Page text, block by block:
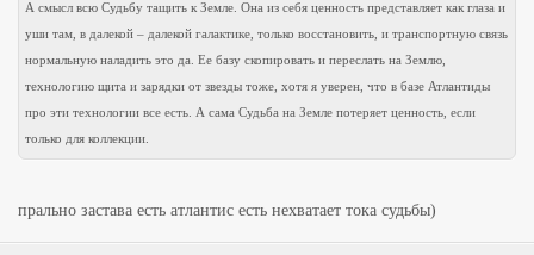
А смысл всю Судьбу тащить к Земле. Она из себя ценность представляет как глаза и
уши там, в далекой – далекой галактике, только восстановить, и транспортную связь
нормальную наладить это да. Ее базу скопировать и переслать на Землю,
технологию щита и зарядки от звезды тоже, хотя я уверен, что в базе Атлантиды
про эти технологии все есть. А сама Судьба на Земле потеряет ценность, если
только для коллекции.
прально застава есть атлантис есть нехватает тока судьбы)